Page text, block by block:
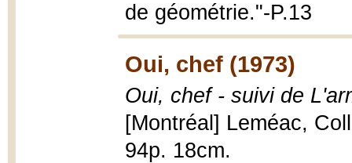
de géométrie."-P.13
Oui, chef (1973)
Oui, chef - suivi de
[Montréal] Leméac,
94p. 18cm.